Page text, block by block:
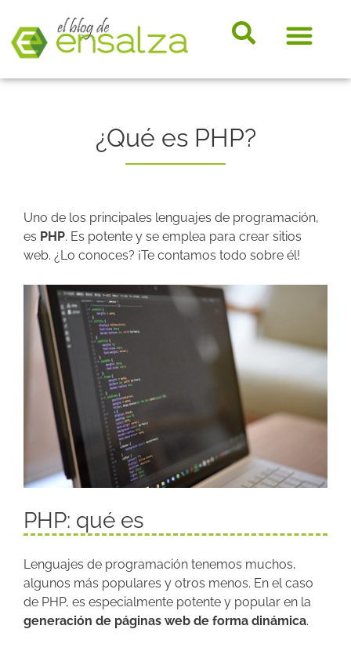
¿Qué es PHP?
Uno de los principales lenguajes de programación,
es PHP. Es potente y se emplea para crear sitios
web. ¿Lo conoces? ¡Te contamos todo sobre él!
PHP: qué es
Lenguajes de programación tenemos muchos,
algunos más populares y otros menos. En el caso
de PHP, es especialmente potente y popular en la
generación de páginas web de forma dinámica.